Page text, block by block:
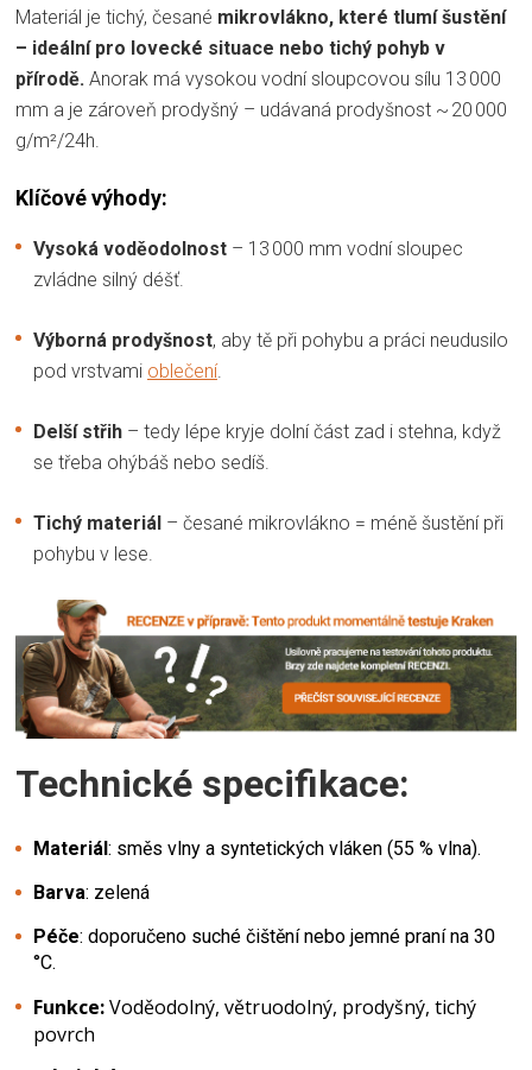
Materiál je tichý, česané mikrovlákno, které tlumí šustění
– ideální pro lovecké situace nebo tichý pohyb v
přírodě. Anorak má vysokou vodní sloupcovou sílu 13 000
mm a je zároveň prodyšný – udávaná prodyšnost ~ 20 000
g/m²/24h.
Klíčové výhody:
Vysoká voděodolnost – 13 000 mm vodní sloupec
zvládne silný déšť.
Výborná prodyšnost, aby tě při pohybu a práci neudusilo
pod vrstvami oblečení.
Delší střih – tedy lépe kryje dolní část zad i stehna, když
se třeba ohýbáš nebo sedíš.
Tichý materiál – česané mikrovlákno = méně šustění při
pohybu v lese.
Technické specifikace:
Materiál : směs vlny a syntetických vláken (55 % vlna).
Barva: zelená
Péče: doporučeno suché čištění nebo jemné praní na 30
°C.
Funkce:Voděodolný, větruodolný, prodyšný, tichý
povrch